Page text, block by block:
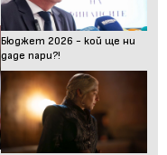
Бюджет 2026 - кой ще ни
даде пари?!